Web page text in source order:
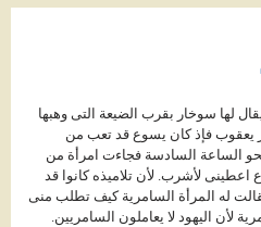
لها سوخار بقرب الضيعة التى وهبها
يعقوب فإذ كان يسوع قد تعب من
الساعة السادسة فجاءت امرأة من
لأشرب. لأن تلاميذه كانوا قد
له المرأة السامرية كيف تطلب منى
لأن اليهود لا يعاملون السامريين.